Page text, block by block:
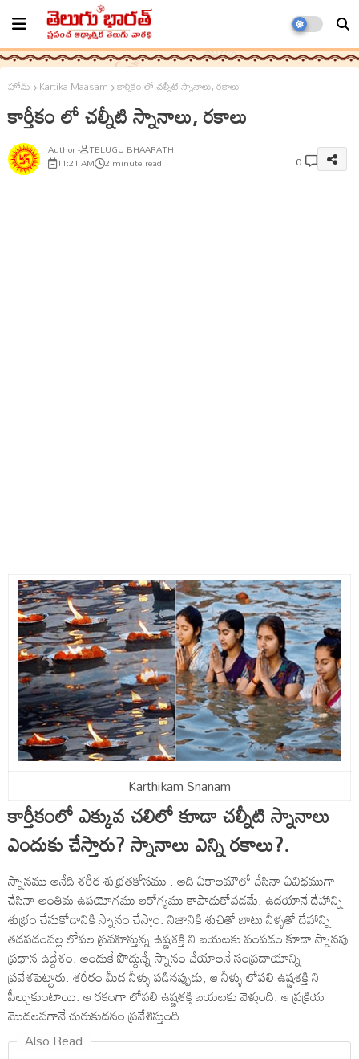
హోమ్ Kartika Maasam కార్తీకం లో చల్నీటి స్నానాలు, రకాలు
కార్తీకం లో చల్నీటి స్నానాలు, రకాలు
TELUGU BHAARATH
11:21 AM 2 minute read 0
Karthikam Snanam
కార్తీకంలో ఎక్కువ చలిలో కూడా చల్నీటి స్నానాలు
ఎందుకు చేస్తారు? స్నానాలు ఎన్ని రకాలు?.
స్నానము అనేది శరీర శుభ్రతకోసము . అది ఏకాలమౌలో చేసినా ఏవిధముగా
చేసినా అంతిమ ఉపయోగము ఆరోగ్యము కాపాడుకోవడమే. ఉదయానే దేహాన్ని
శుభ్రం చేసుకోడానికి స్నానం చేస్తాం. నిజానికి శుచితో బాటు నీళ్ళతో దేహాన్ని
తడపడంవల్ల లోపల ప్రవహిస్తున్న ఉష్ణశక్తి ని బయటకు పంపడం కూడా స్నానపు
ప్రధాన ఉద్దేశం. అందుకే పొద్దున్నే స్నానం చేయాలనే సంప్రదాయాన్ని
ప్రవేశపెట్టారు. శరీరం మీద నీళ్ళు పడినప్పుడు, ఆ నీళ్ళు లోపలి ఉష్ణశక్తి ని
పీల్చుకుంటాయి. ఆ రకంగా లోపలి ఉష్ణశక్తి బయటకు వెళ్తుంది. ఆ ప్రక్రియ
మొదలవగానే చురుకుదనం ప్రవేశిస్తుంది.
Also Read